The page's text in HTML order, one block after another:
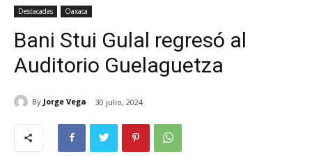
Destacadas Oaxaca
Bani Stui Gulal regresó al
Auditorio Guelaguetza
By Jorge Vega 30 julio, 2024